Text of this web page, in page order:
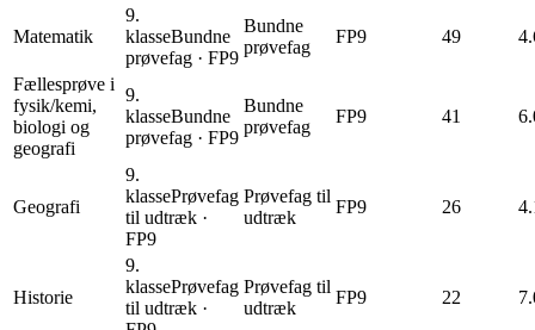
Matematik
9.
klasseBundne
prøvefag · FP9
Bundne
prøvefag
FP9 49
Fællesprøve i
fysik/kemi,
biologi og
geografi
9.
klasseBundne
prøvefag · FP9
Bundne
prøvefag
FP9 41
Geografi
9.
klassePrøvefag
til udtræk ·
FP9
Prøvefag til
udtræk
FP9 26
Historie
9.
klassePrøvefag
til udtræk ·
Prøvefag til
udtræk
FP9 22